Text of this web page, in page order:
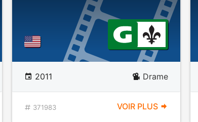
2011 Drame
371983 VOIR PLUS